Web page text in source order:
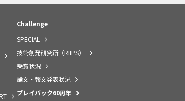
Challenge
SPECIAL
技術創発研究所（RIIPS）
受賞状況
論文・報文発表状況
プレイバック60周年